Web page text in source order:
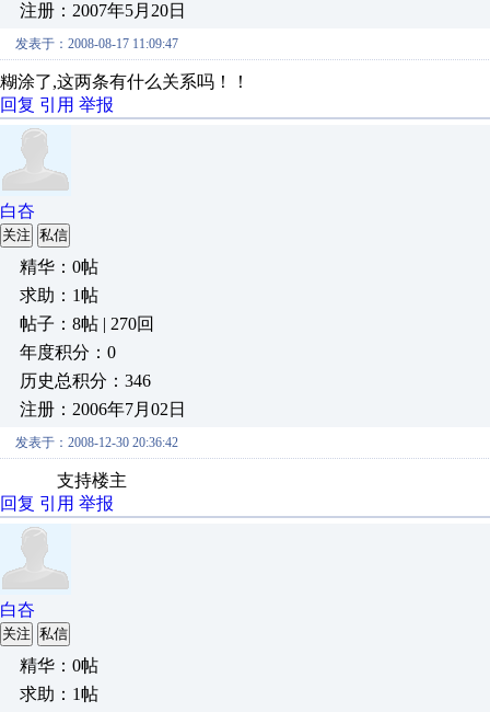
注册：2007年5月20日
发表于：2008-08-17 11:09:47
糊涂了,这两条有什么关系吗！！
回复 引用 举报
白夻
关注 私信
精华：0帖
求助：1帖
帖子：8帖 | 270回
年度积分：0
历史总积分：346
注册：2006年7月02日
发表于：2008-12-30 20:36:42
支持楼主
回复 引用 举报
白夻
关注 私信
精华：0帖
求助：1帖